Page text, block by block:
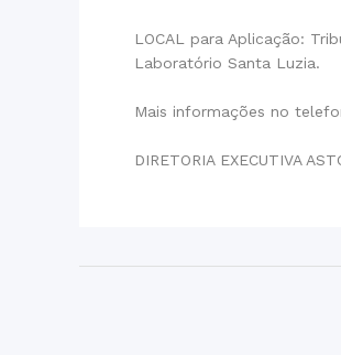
LOCAL para Aplicação:
Laboratório Santa Luzia.
Mais informações no
DIRETORIA EXECUTIVA